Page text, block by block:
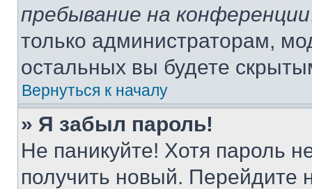
пребывание на конференции
только администраторам,
остальных вы будете
Вернуться к началу
» Я забыл пароль!
Не паникуйте! Хотя пароль
получить новый. Перейдите